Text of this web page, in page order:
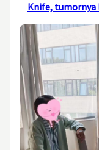
Knife, tumornya